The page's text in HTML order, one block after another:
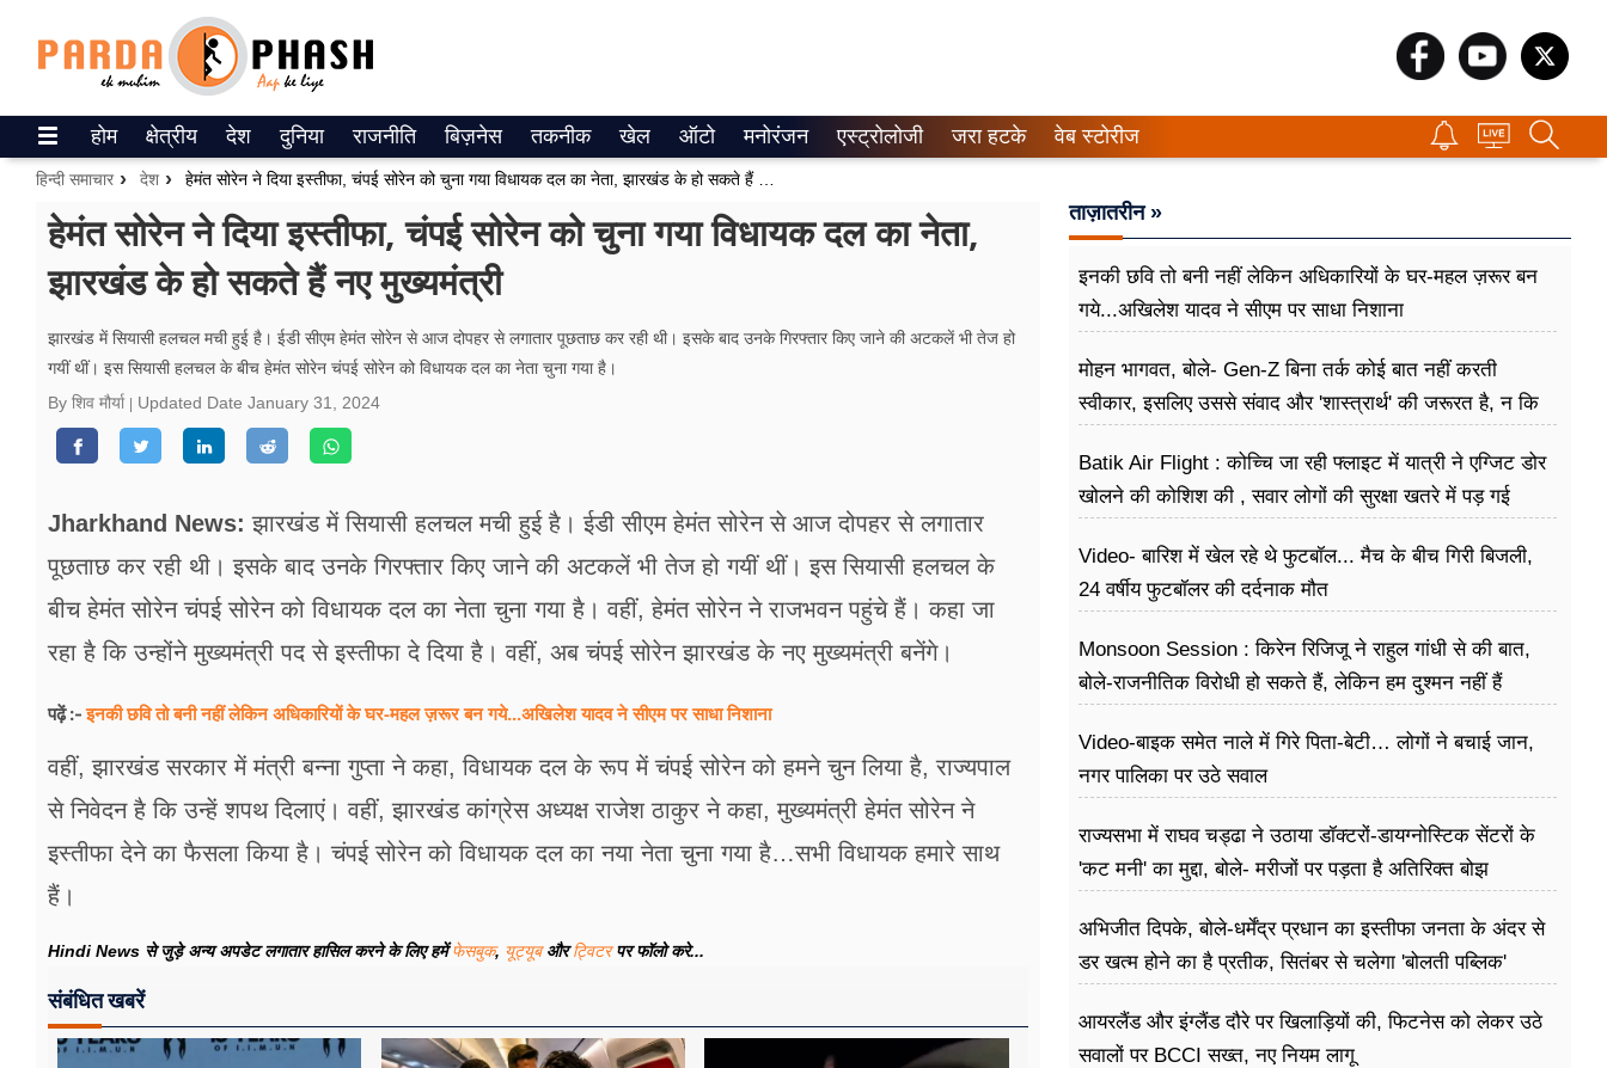
ePaper
वेब स्टोरीज
उत्तर प्रदेश
वीडियो
रिलेशनशिप
सेहत
ब्‍यूटी
जॉब्स
शिक्षा
अन्य खबरें
होम क्षेत्रीय देश दुनिया राजनीति बिज़नेस तकनीक खेल ऑटो मनोरंजन एस्ट्रोलोजी जरा हटके वेब स्टोरीज
हिन्दी समाचार देश
हेमंत सोरेन ने दिया इस्तीफा, चंपई सोरेन को चुना गया विधायक दल का नेता,
झारखंड के हो सकते हैं नए मुख्यमंत्री
झारखंड में सियासी हलचल मची हुई है। ईडी सीएम हेमंत सोरेन से आज दोपहर से लगातार पूछताछ कर रही थी। इसके बाद उनके गिरफ्तार किए जाने की अटकलें भी तेज हो
गयीं थीं। इस सियासी हलचल के बीच हेमंत सोरेन चंपई सोरेन को विधायक दल का नेता चुना गया है।
By शिव मौर्या
Updated Date January 31, 2024
Jharkhand News: झारखंड में सियासी हलचल मची हुई है। ईडी सीएम हेमंत सोरेन से आज दोपहर से लगातार
पूछताछ कर रही थी। इसके बाद उनके गिरफ्तार किए जाने की अटकलें भी तेज हो गयीं थीं। इस सियासी हलचल के
बीच हेमंत सोरेन चंपई सोरेन को विधायक दल का नेता चुना गया है। वहीं, हेमंत सोरेन ने राजभवन पहुंचे हैं। कहा जा
रहा है कि उन्होंने मुख्यमंत्री पद से इस्तीफा दे दिया है। वहीं, अब चंपई सोरेन झारखंड के नए मुख्यमंत्री बनेंगे।
पढ़ें :-इनकी छवि तो बनी नहीं लेकिन अधिकारियों के घर-महल ज़रूर बन गये...अखिलेश यादव ने सीएम पर साधा​ निशाना
वहीं, झारखंड सरकार में मंत्री बन्ना गुप्ता ने कहा, विधायक दल के रूप में चंपई सोरेन को हमने चुन लिया है, राज्यपाल
से निवेदन है कि उन्हें शपथ दिलाएं। वहीं, झारखंड कांग्रेस अध्यक्ष राजेश ठाकुर ने कहा, मुख्यमंत्री हेमंत सोरेन ने
इस्तीफा देने का फैसला किया है। चंपई सोरेन को विधायक दल का नया नेता चुना गया है…सभी विधायक हमारे साथ
हैं।
Hindi News से जुड़े अन्य अपडेट लगातार हासिल करने के लिए हमेंफेसबुक, यूट्यूबऔरट्विटरपर फॉलो करे...
संबंधित खबरें
ताज़ातरीन »
इनकी छवि तो बनी नहीं लेकिन अधिकारियों के घर-महल ज़रूर बन
गये...अखिलेश यादव ने सीएम पर साधा​ निशाना
मोहन भागवत, बोले- Gen-Z बिना तर्क कोई बात नहीं करती
स्वीकार, इसलिए उससे संवाद और 'शास्त्रार्थ' की जरूरत है, न कि
Batik Air Flight : कोच्चि जा रही फ्लाइट में यात्री ने एग्जिट डोर
खोलने की कोशिश की , सवार लोगों की सुरक्षा खतरे में पड़ गई
Video- बारिश में खेल रहे थे फुटबॉल... मैच के बीच गिरी बिजली,
24 वर्षीय फुटबॉलर की दर्दनाक मौत
Monsoon Session : किरेन रिजिजू ने राहुल गांधी से की बात,
बोले-राजनीतिक विरोधी हो सकते हैं, लेकिन हम दुश्मन नहीं हैं
Video-बाइक समेत नाले में गिरे पिता-बेटी… लोगों ने बचाई जान,
नगर पालिका पर उठे सवाल
राज्यसभा में राघव चड्ढा ने उठाया डॉक्टरों-डायग्नोस्टिक सेंटरों के
'कट मनी' का मुद्दा, बोले- मरीजों पर पड़ता है अ​तिरिक्त बोझ
अभिजीत दिपके, बोले-धर्मेंद्र प्रधान का इस्तीफा जनता के अंदर से
डर खत्म होने का है प्रतीक, सितंबर से चलेगा 'बोलती पब्लिक'
आयरलैंड और इंग्लैंड दौरे पर खिलाड़ियों की, फिटनेस को लेकर उठे
सवालों पर BCCI सख्त, नए नियम लागू